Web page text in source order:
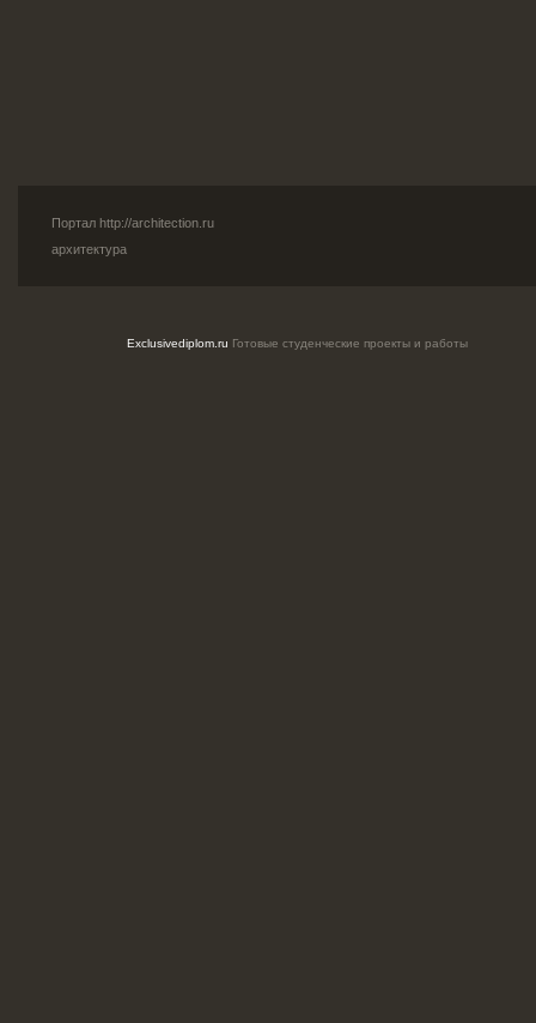
Портал http://architection.ru
архитектура
Exclusivediplom.ru Готовые студенческие проекты и работы